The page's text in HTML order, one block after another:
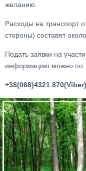
желанию.
Расходы на транспорт
стороны) составят
Подать заявки на
информацию можно по
+38(066)4321